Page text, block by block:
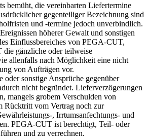
bemüht, die vereinbarten Liefertermine
gegenteiliger Bezeichnung sind
und -termine jedoch unverbindlich.
höherer Gewalt und sonstigen
Einflussbereiches von PEGA-CUT,
gänzliche oder teilweise
allenfalls nach Möglichkeit eine nicht
von Aufträgen vor.
oder sonstige Ansprüche gegenüber
nicht begründet. Lieferverzögerungen
mangels grobem Verschulden von
Rücktritt vom Vertrag noch zur
, Irrtumsanfechtungs- und
PEGA-CUT ist berechtigt, Teil- oder
und zu verrechnen.